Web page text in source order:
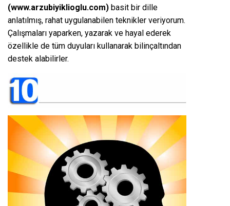
(www.arzubiyiklioglu.com) basit bir dille
anlatılmış, rahat uygulanabilen teknikler veriyorum.
Çalışmaları yaparken, yazarak ve hayal ederek
özellikle de tüm duyuları kullanarak bilinçaltından
destek alabilirler.